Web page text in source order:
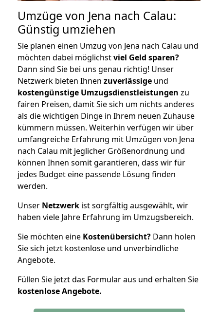
Umzüge von Jena nach Calau:
Günstig umziehen
Sie planen einen Umzug von Jena nach Calau und
möchten dabei möglichstviel Geld sparen?
Dann sind Sie bei uns genau richtig! Unser
Netzwerk bieten Ihnen zuverlässige und
kostengünstige Umzugsdienstleistungen zu
fairen Preisen, damit Sie sich um nichts anderes
als die wichtigen Dinge in Ihrem neuen Zuhause
kümmern müssen. Weiterhin verfügen wir über
umfangreiche Erfahrung mit Umzügen von Jena
nach Calau mit jeglicher Größenordnung und
können Ihnen somit garantieren, dass wir für
jedes Budget eine passende Lösung finden
werden.
Unser Netzwerk ist sorgfältig ausgewählt, wir
haben viele Jahre Erfahrung im Umzugsbereich.
Sie möchten eine Kostenübersicht? Dann holen
Sie sich jetzt kostenlose und unverbindliche
Angebote.
Füllen Sie jetzt das Formular aus und erhalten Sie
kostenloseAngebote.